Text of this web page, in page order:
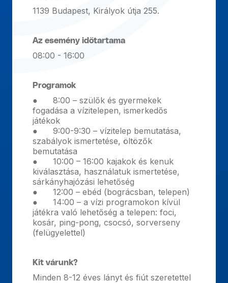
1139 Budapest, Királyok útja 255.
Az esemény időtartama
08:00 - 16:00
Programok
● 8:00 – szülők és gyermekek
fogadása a vízitelepen, ismerkedős
játékok
● 9:00-9:30 – vízitelep bemutatása,
szabályok ismertetése, öltözők
bemutatása
● 10:00 – 16:00 kajakok és kenuk
kiválasztása, használatuk ismertetése,
sárkányhajózási lehetőség
● 12:00 – ebéd (bográcsban, telepen)
● 14:00 – a vízi programokon kívül
játékra való lehetőség a telepen: foci,
kosár, ping-pong, csocsó, sorverseny
(felügyelettel)
Kit várunk?
Minden 8-12 éves lányt és fiút szeretettel